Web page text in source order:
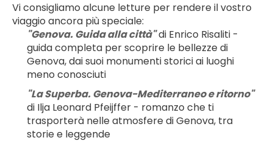
Vi consigliamo alcune letture per rendere il vostro
viaggio ancora più speciale:
"Genova. Guida alla città" di Enrico Risaliti -
guida completa per scoprire le bellezze di
Genova, dai suoi monumenti storici ai luoghi
meno conosciuti
"La Superba. Genova-Mediterraneo e ritorno"
di Ilja Leonard Pfeijffer - romanzo che ti
trasporterà nelle atmosfere di Genova, tra
storie e leggende